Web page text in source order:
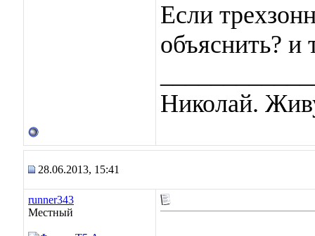
Если
объяснить? и
Николай.
28.06.2013, 15:41
runner343
Местный